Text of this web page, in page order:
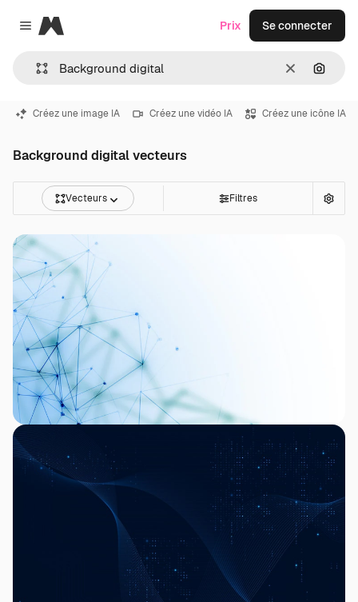
Close menu
Magnific
Effacer
Prix Se connecter
Créez une image IA Créez une vidéo IA Créez une icône IA
Background digital vecteurs
Vecteurs Filtres